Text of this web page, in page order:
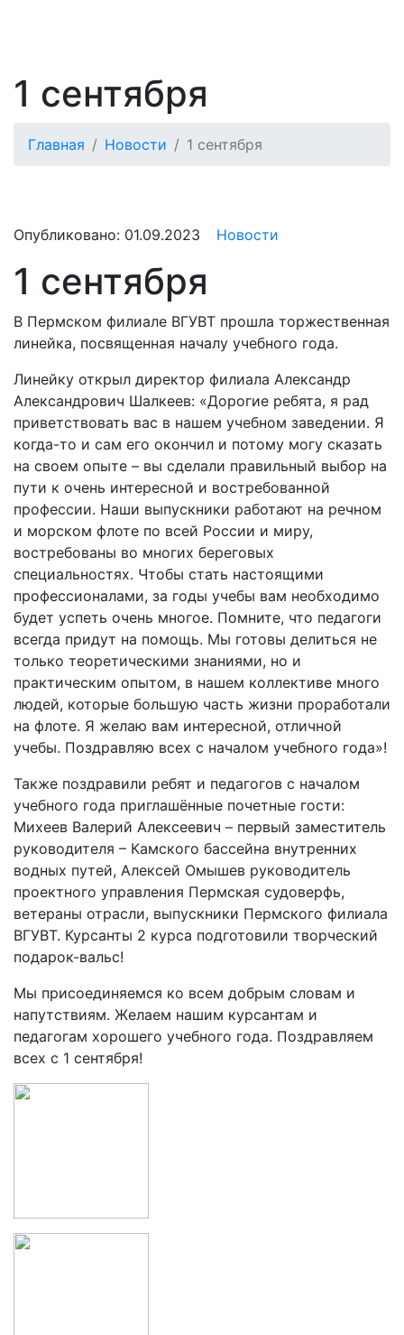
1 сентября
Главная Новости 1 сентября
Опубликовано: 01.09.2023 Новости
1 сентября
В Пермском филиале ВГУВТ прошла торжественная
линейка, посвященная началу учебного года.
Линейку открыл директор филиала Александр
Александрович Шалкеев: «Дорогие ребята, я рад
приветствовать вас в нашем учебном заведении. Я
когда-то и сам его окончил и потому могу сказать
на своем опыте – вы сделали правильный выбор на
пути к очень интересной и востребованной
профессии. Наши выпускники работают на речном
и морском флоте по всей России и миру,
востребованы во многих береговых
специальностях. Чтобы стать настоящими
профессионалами, за годы учебы вам необходимо
будет успеть очень многое. Помните, что педагоги
всегда придут на помощь. Мы готовы делиться не
только теоретическими знаниями, но и
практическим опытом, в нашем коллективе много
людей, которые большую часть жизни проработали
на флоте. Я желаю вам интересной, отличной
учебы. Поздравляю всех с началом учебного года»!
Также поздравили ребят и педагогов с началом
учебного года приглашённые почетные гости:
Михеев Валерий Алексеевич – первый заместитель
руководителя – Камского бассейна внутренних
водных путей, Алексей Омышев руководитель
проектного управления Пермская судоверфь,
ветераны отрасли, выпускники Пермского филиала
ВГУВТ. Курсанты 2 курса подготовили творческий
подарок-вальс!
Мы присоединяемся ко всем добрым словам и
напутствиям. Желаем нашим курсантам и
педагогам хорошего учебного года. Поздравляем
всех с 1 сентября!